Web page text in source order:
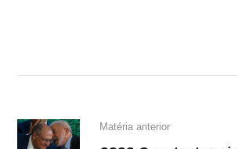
Matéria anterior